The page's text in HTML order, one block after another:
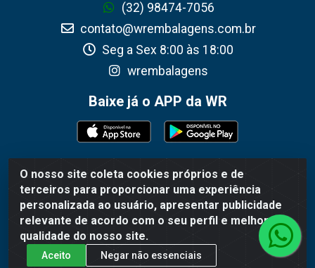
O nosso site coleta cookies próprios e de
terceiros para proporcionar uma experiência
personalizada ao usuário, apresentar publicidade
relevante de acordo com o seu perfil e melhorar a
qualidade do nosso site.
Aceito Negar não essenciais
(32) 98474-7056
contato@wrembalagens.com.br
Seg a Sex 8:00 às 18:00
wrembalagens
Baixe já o APP da WR
WR Embalagens - R. Cel. Teodoro Gomes de Araújo, 1360 -
Grogotó - Barbacena / MG - CEP 36202-628 - CNPJ
02.692.206/0001-55